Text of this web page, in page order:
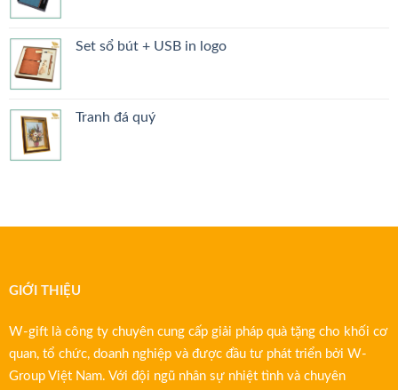
Set sổ bút + USB in logo
Tranh đá quý
GIỚI THIỆU
W-gift là công ty chuyên cung cấp giải pháp quà tặng cho khối cơ
quan, tổ chức, doanh nghiệp và được đầu tư phát triển bởi W-
Group Việt Nam. Với đội ngũ nhân sự nhiệt tình và chuyên